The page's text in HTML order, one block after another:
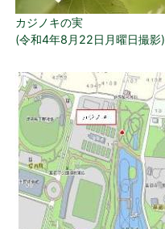
カジノキの実
(令和4年8月22日月曜日撮影)